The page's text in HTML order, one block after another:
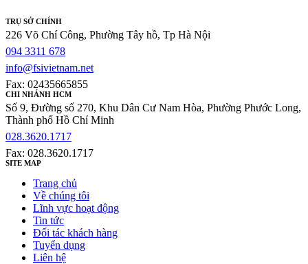
TRỤ SỞ CHÍNH
226 Võ Chí Công, Phường Tây hồ, Tp Hà Nội
094 3311 678
info@fsivietnam.net
Fax: 02435665855
CHI NHÁNH HCM
Số 9, Đường số 270, Khu Dân Cư Nam Hòa, Phường Phước Long,
Thành phố Hồ Chí Minh
028.3620.1717
Fax: 028.3620.1717
SITE MAP
Trang chủ
Về chúng tôi
Lĩnh vực hoạt động
Tin tức
Đối tác khách hàng
Tuyển dụng
Liên hệ